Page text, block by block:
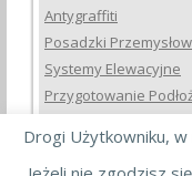
Antygraffiti
Posadzki
Systemy Elewacyjne
Przygotowanie
Do Drewna
Drogi Użytkowniku,